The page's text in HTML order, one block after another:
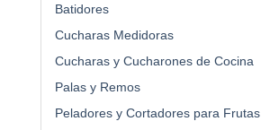
Batidores
Cucharas Medidoras
Cucharas y Cucharones de Cocina
Palas y Remos
Peladores y Cortadores para Frutas